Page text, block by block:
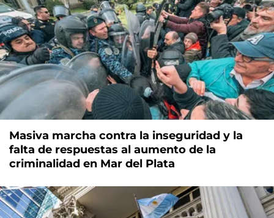
Masiva marcha contra la inseguridad y la
falta de respuestas al aumento de la
criminalidad en Mar del Plata